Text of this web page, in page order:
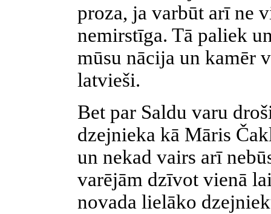
proza, ja varbūt arī ne
nemirstīga. Tā paliek
mūsu nācija un kamēr
latvieši.
Bet par Saldu varu
dzejnieka kā Māris
un nekad vairs arī
varējām dzīvot vienā
novada lielāko